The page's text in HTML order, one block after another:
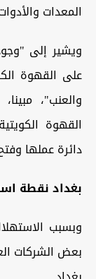
المعدات
ويشير إلى
على القهوة
والعنب"،
القهوة
دائرة عملها
بغداد نقطة
وبسبب
بعض الشركات